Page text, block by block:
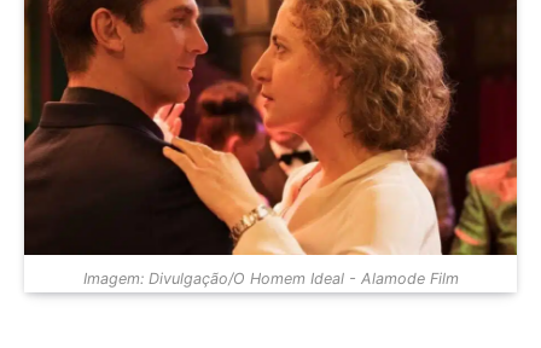
Imagem: Divulgação/O Homem Ideal - Alamode Film